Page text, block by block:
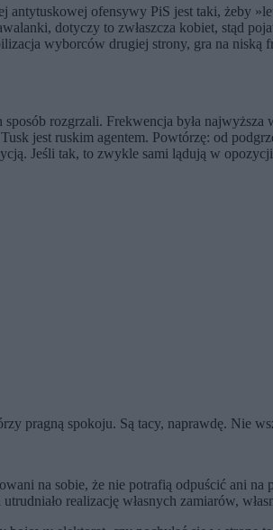
antytuskowej ofensywy PiS jest taki, żeby
dotyczy to zwłaszcza kobiet, stąd
wyborców drugiej strony, gra na
sposób rozgrzali. Frekwencja była
jest ruskim agentem. Powtórzę: od
Jeśli tak, to zwykle sami lądują w
pragną spokoju. Są tacy, naprawdę. Nie
na sobie, że nie potrafią odpuścić ani
realizację własnych zamiarów,